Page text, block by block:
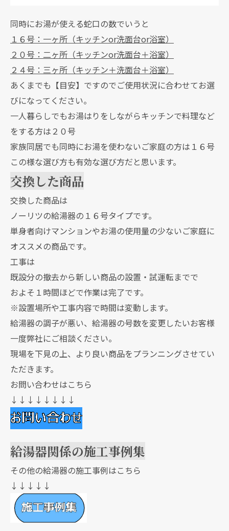
同時にお湯が使える蛇口の数でいうと
１６号：一ヶ所（キッチンor洗面台or浴室）
２０号：二ヶ所（キッチンor洗面台＋浴室）
２４号：三ヶ所（キッチン＋洗面台＋浴室）
あくまでも【目安】ですのでご使用状況に合わせてお選
びになってください。
一人暮らしでもお湯はりをしながらキッチンで料理など
をする方は２０号
家族同居でも同時にお湯を使わないご家庭の方は１６号
この様な選び方も有効な選び方だと思います。
交換した商品
交換した商品は
ノーリツの給湯器の１６号タイプです。
単身者向けマンションやお湯の使用量の少ないご家庭に
オススメの商品です。
工事は
既設分の撤去から新しい商品の設置・試運転までで
およそ１時間ほどで作業は完了です。
※設置場所や工事内容で時間は変動します。
給湯器の調子が悪い、給湯器の号数を変更したいお客様
一度弊社にご相談ください。
現場を下見の上、より良い商品をプランニングさせてい
ただきます。
お問い合わせはこちら
↓↓↓↓↓↓↓↓
給湯器関係の施工事例集
その他の給湯器の施工事例はこちら
↓↓↓↓↓